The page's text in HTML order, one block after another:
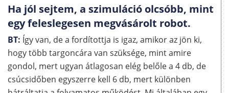
Ha jól sejtem, a szimuláció olcsóbb, mint
egy feleslegesen megvásárolt robot.
BT: Így van, de a fordítottja is igaz, amikor az jön ki,
hogy több targoncára van szüksége, mint amire
gondol, mert ugyan átlagosan elég belőle a 4 db, de
csúcsidőben egyszerre kell 6 db, mert különben